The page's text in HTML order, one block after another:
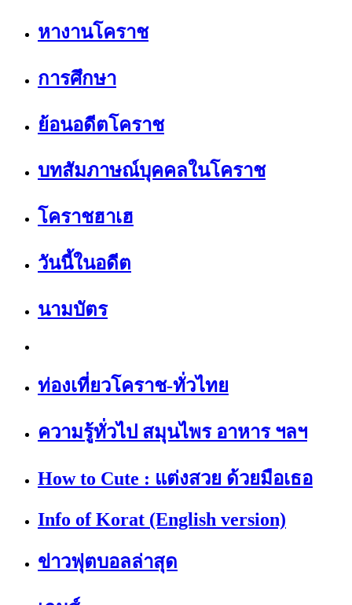
หางานโคราช
การศึกษา
ย้อนอดีตโคราช
บทสัมภาษณ์บุคคลในโคราช
โคราชฮาเฮ
วันนี้ในอดีต
นามบัตร
ท่องเที่ยวโคราช-ทั่วไทย
ความรู้ทั่วไป สมุนไพร อาหาร ฯลฯ
How to Cute : แต่งสวย ด้วยมือเธอ
Info of Korat (English version)
ข่าวฟุตบอลล่าสุด